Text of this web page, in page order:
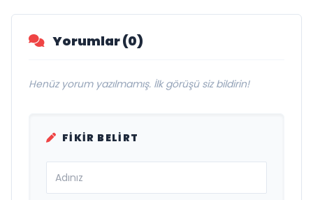
Yorumlar (0)
Henüz yorum yazılmamış. İlk görüşü siz bildirin!
FIKIR BELIRT